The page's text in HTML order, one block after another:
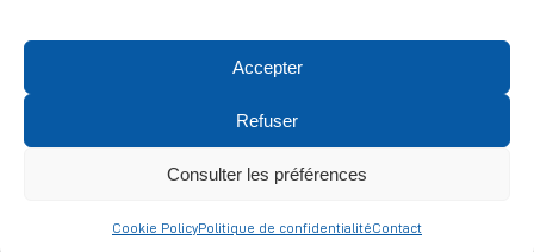
Accepter
Refuser
Consulter les préférences
Cookie PolicyPolitique de confidentialitéContact
© 2026 ALIS | All rights reserved
légales